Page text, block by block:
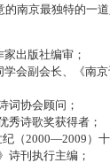
的南京最独特的一
出版社编审；
会副会长、《南
词协会顾问；
秀诗歌奖获得者；
（2000—2009）
诗刊执行主编；